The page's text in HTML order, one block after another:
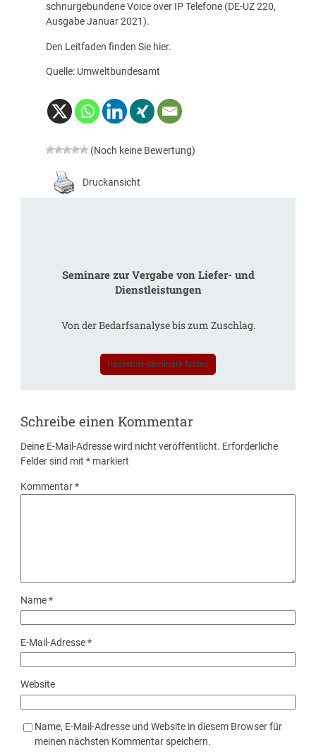
schnurgebundene Voice over IP Telefone (DE-UZ 220,
Ausgabe Januar 2021).
Den Leitfaden finden Sie hier.
Quelle: Umweltbundesamt
(Noch keine Bewertung)
Druckansicht
Seminare zur Vergabe von Liefer- und
Dienstleistungen
Von der Bedarfsanalyse bis zum Zuschlag.
Passende Seminare finden
Schreibe einen Kommentar
Deine E-Mail-Adresse wird nicht veröffentlicht. Erforderliche
Felder sind mit* markiert
Kommentar*
Name*
E-Mail-Adresse*
Website
Name, E-Mail-Adresse und Website in diesem Browser für
meinen nächsten Kommentar speichern.